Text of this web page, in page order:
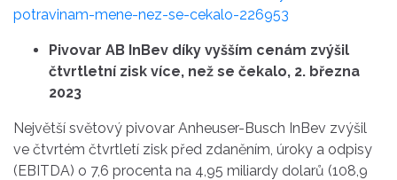
potravinam-mene-nez-se-cekalo-226953
Pivovar AB InBev díky vyšším cenám zvýšil
čtvrtletní zisk více, než se čekalo, 2. března
2023
Největší světový pivovar Anheuser-Busch InBev zvýšil
ve čtvrtém čtvrtletí zisk před zdaněním, úroky a odpisy
(EBITDA) o 7,6 procenta na 4,95 miliardy dolarů (108,9